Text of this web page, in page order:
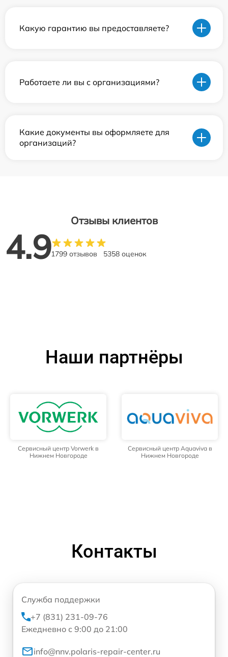
Какую гарантию вы предоставляете?
Работаете ли вы с организациями?
Какие документы вы оформляете для
организаций?
Отзывы клиентов
4.91799 отзывов 5358 оценок
Наши партнёры
Сервисный центр Vorwerk в
Нижнем Новгороде
Сервисный центр Aquaviva в
Нижнем Новгороде
Контакты
Служба поддержки
+7 (831) 231-09-76
Ежедневно с 9:00 до 21:00
info@nnv.polaris-repair-center.ru